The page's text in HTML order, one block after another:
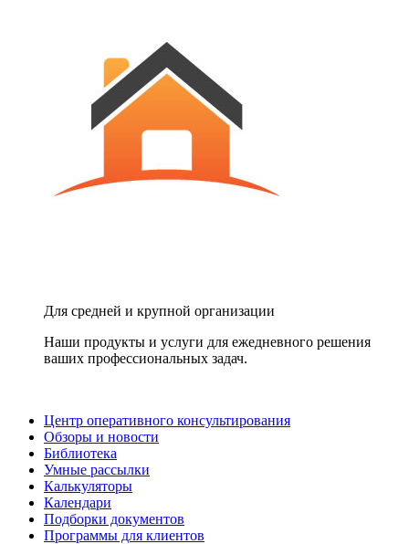
Для средней и крупной организации
Наши продукты и услуги для ежедневного решения
ваших профессиональных задач.
Центр оперативного консультирования
Обзоры и новости
Библиотека
Умные рассылки
Калькуляторы
Календари
Подборки документов
Программы для клиентов